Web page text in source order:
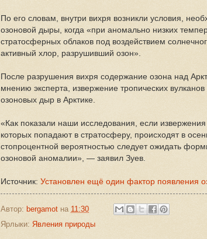
По его словам, внутри вихря возникли условия,
озоновой дыры, когда «при аномально низких
стратосферных облаков под воздействием
активный хлор, разрушивший озон».
После разрушения вихря содержание озона над
мнению эксперта, извержение тропических
озоновых дыр в Арктике.
«Как показали наши исследования, если
которых попадают в стратосферу, происходят в
стопроцентной вероятностью следует ожидать
озоновой аномалии», — заявил Зуев.
Источник: Установлен ещё один фактор появления
Автор: bergamot на 11:30
Ярлыки: Явления природы